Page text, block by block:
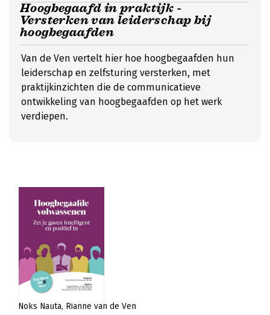
Hoogbegaafd in praktijk -
Versterken van leiderschap bij
hoogbegaafden
Van de Ven vertelt hier hoe hoogbegaafden hun
leiderschap en zelfsturing versterken, met
praktijkinzichten die de communicatieve
ontwikkeling van hoogbegaafden op het werk
verdiepen.
Noks Nauta Rianne van de Ven